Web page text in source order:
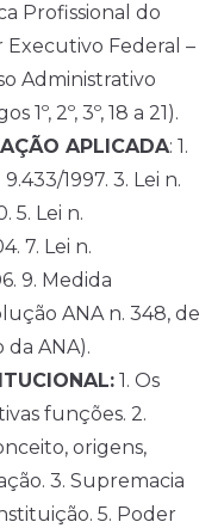
Profissional do
Federal –
Administrativo
1º, 2º, 3º, 18 a 21).
APLICADA: 1.
1997. 3. Lei n.
5. Lei n.
7. Lei n.
9. Medida
ANA n. 348, de
ANA).
1. Os
funções. 2.
origens,
3. Supremacia
5. Poder